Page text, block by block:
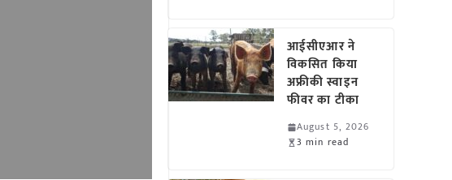
आईसीएआर ने
विकसित किया
अफ्रीकी स्वाइन
फीवर का टीका
August 5, 2026
3 min read